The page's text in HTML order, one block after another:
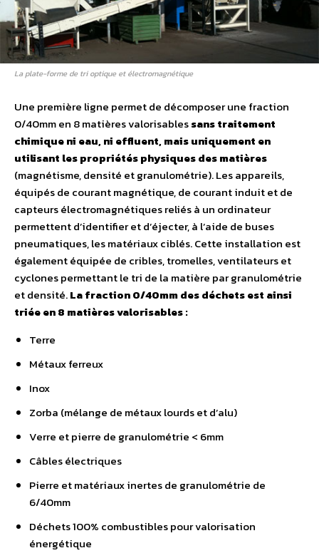
La plate-forme de tri optique et électromagnétique
Une première ligne permet de décomposer une fraction
0/40mm en 8 matières valorisablessans traitement
chimique ni eau, ni effluent, mais uniquement en
utilisant les propriétés physiques des matières
(magnétisme, densité et granulométrie). Les appareils,
équipés de courant magnétique, de courant induit et de
capteurs électromagnétiques reliés à un ordinateur
permettent d’identifier et d’éjecter, à l’aide de buses
pneumatiques, les matériaux ciblés. Cette installation est
également équipée de cribles, tromelles, ventilateurs et
cyclones permettant le tri de la matière par granulométrie
et densité.La fraction 0/40mm des déchets est ainsi
triée en 8 matières valorisables :
Terre
Métaux ferreux
Inox
Zorba (mélange de métaux lourds et d’alu)
Verre et pierre de granulométrie < 6mm
Câbles électriques
Pierre et matériaux inertes de granulométrie de
6/40mm
Déchets 100% combustibles pour valorisation
énergétique